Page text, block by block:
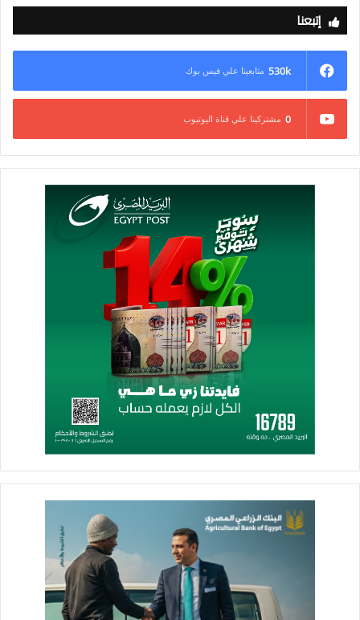
إتبعنا
530k متابعينا علي فيس بوك
0 مشتركينا علي قناة اليوتيوب